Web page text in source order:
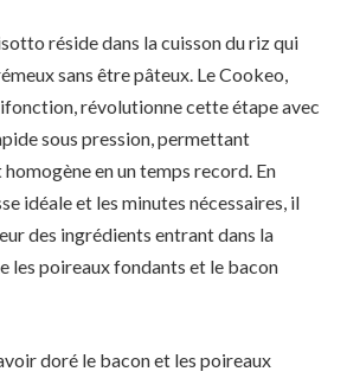
réside dans la cuisson du riz qui
sans être pâteux. Le Cookeo,
révolutionne cette étape avec
sous pression, permettant
en un temps record. En
idéale et les minutes nécessaires, il
des ingrédients entrant dans la
les poireaux fondants et le bacon
doré le bacon et les poireaux